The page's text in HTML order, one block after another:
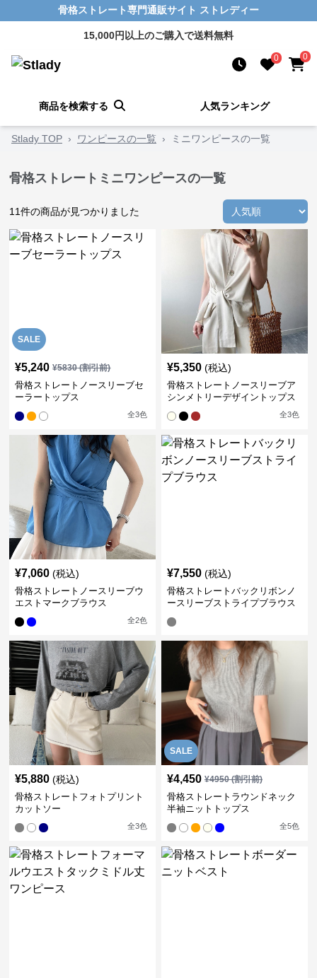
骨格ストレート専門通販サイト ストレディー
15,000円以上のご購入で送料無料
0 0
商品を検索する 人気ランキング
Stlady TOP › ワンピースの一覧 › ミニワンピースの一覧
骨格ストレートミニワンピースの一覧
11件の商品が見つかりました
SALE
¥5,240 ¥5830(割引前)
骨格ストレートノースリーブセ
ーラートップス
全3色
¥5,350 (税込)
骨格ストレートノースリーブア
シンメトリーデザイントップス
全3色
¥7,060 (税込)
骨格ストレートノースリーブウ
エストマークブラウス
全2色
¥7,550 (税込)
骨格ストレートバックリボンノ
ースリーブストライプブラウス
¥5,880 (税込)
骨格ストレートフォトプリント
カットソー
全3色
SALE
¥4,450 ¥4950(割引前)
骨格ストレートラウンドネック
半袖ニットトップス
全5色